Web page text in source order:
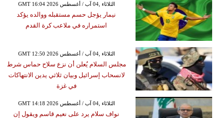
GMT 16:04 2026 الثلاثاء ,04 آب / أغسطس
نيمار يؤجل حسم مستقبله ووالده يؤكد
استمراره في ملاعب كرة القدم
GMT 12:50 2026 الثلاثاء ,04 آب / أغسطس
مجلس السلام يُعلن أن نزع سلاح حماس شرط
لانسحاب إسرائيل وبيان ثلاثي يدين الانتهاكات
في غزة
GMT 14:18 2026 الثلاثاء ,04 آب / أغسطس
نواف سلام يرد على نعيم قاسم ويقول إن